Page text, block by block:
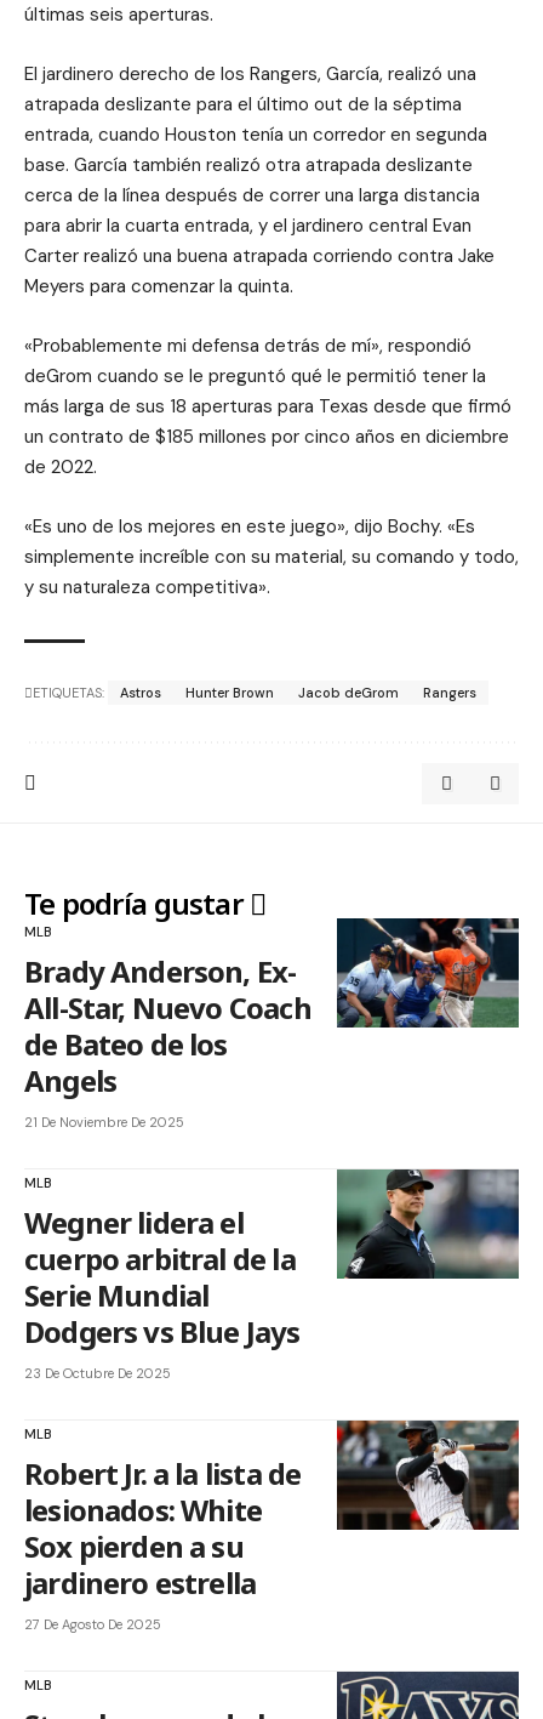
últimas seis aperturas.
El jardinero derecho de los Rangers, García, realizó una
atrapada deslizante para el último out de la séptima
entrada, cuando Houston tenía un corredor en segunda
base. García también realizó otra atrapada deslizante
cerca de la línea después de correr una larga distancia
para abrir la cuarta entrada, y el jardinero central Evan
Carter realizó una buena atrapada corriendo contra Jake
Meyers para comenzar la quinta.
«Probablemente mi defensa detrás de mí», respondió
deGrom cuando se le preguntó qué le permitió tener la
más larga de sus 18 aperturas para Texas desde que firmó
un contrato de $185 millones por cinco años en diciembre
de 2022.
«Es uno de los mejores en este juego», dijo Bochy. «Es
simplemente increíble con su material, su comando y todo,
y su naturaleza competitiva».
ETIQUETAS: Astros Hunter Brown Jacob deGrom Rangers
Te podría gustar
MLB
Brady Anderson, Ex-
All-Star, Nuevo Coach
de Bateo de los
Angels
21 De Noviembre De 2025
MLB
Wegner lidera el
cuerpo arbitral de la
Serie Mundial
Dodgers vs Blue Jays
23 De Octubre De 2025
MLB
Robert Jr. a la lista de
lesionados: White
Sox pierden a su
jardinero estrella
27 De Agosto De 2025
MLB